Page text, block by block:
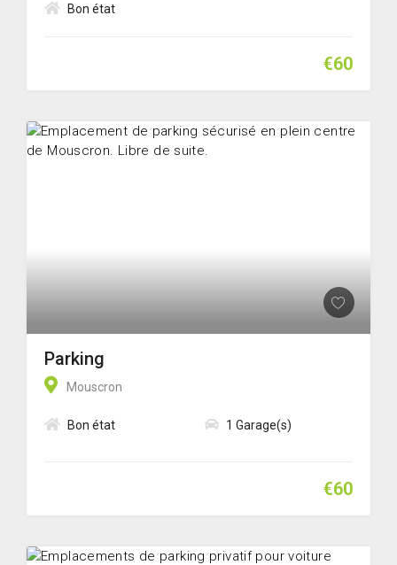
Bon état
€60
Parking
Mouscron
Bon état 1 Garage(s)
€60